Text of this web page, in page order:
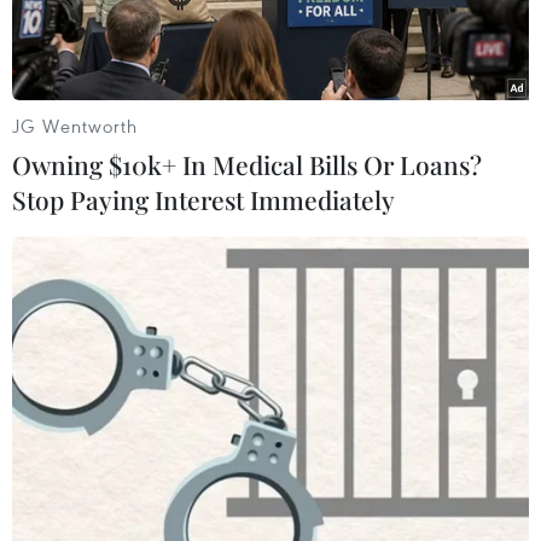
Quan hệ căng thẳng giữa Mỹ và Thổ Nhĩ Kỳ tiếp
tục leo thang khi Tổng thống Mỹ Donald Trump
ngày 10/8 quyết định tăng gấp đôi mức thuế đối
với thép và nhôm nhập khẩu từ Thổ Nhĩ Kỳ.
Trong một tuyên bố đăng tải trên tải khoản
Twitter, ông Trump cho hay sản phẩm nhôm và
JG Wentworth
Owning $10k+ In Medical Bills Or Loans?
Stop Paying Interest Immediately